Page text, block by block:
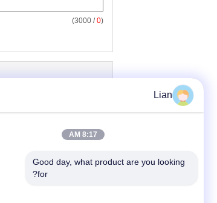
(
0
/ 3000)
مسافة الزحف 16 ملم /
كيلو فولت مفتاح الحمل
الخارجي يتحمل درجة
Lian
8:17 AM
Good day, what product are you looking
for?